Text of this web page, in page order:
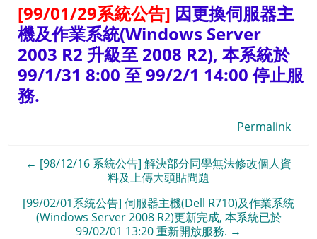
[99/01/29系統公告] 因更換伺服器主
機及作業系統(Windows Server
2003 R2 升級至 2008 R2), 本系統於
99/1/31 8:00 至 99/2/1 14:00 停止服
務.
Permalink
← [98/12/16 系統公告] 解決部分同學無法修改個人資
料及上傳大頭貼問題
[99/02/01系統公告] 伺服器主機(Dell R710)及作業系統
(Windows Server 2008 R2)更新完成, 本系統已於
99/02/01 13:20 重新開放服務. →